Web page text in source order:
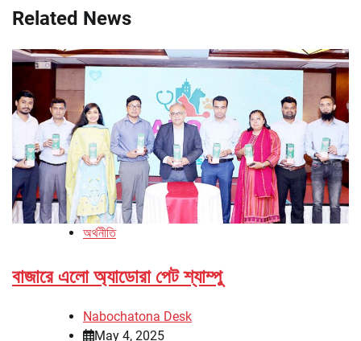
Related News
অর্থনীতি
বাজারে এলো অ্যাডোরা পেট শ্যাম্পু
Nabochatona Desk
May 4, 2025